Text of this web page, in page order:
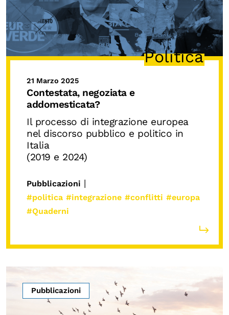
Politica
21 Marzo 2025
Contestata, negoziata e
addomesticata?
Il processo di integrazione europea
nel discorso pubblico e politico in
Italia
(2019 e 2024)
Pubblicazioni |
#politica #integrazione #conflitti #europa
#Quaderni
Pubblicazioni